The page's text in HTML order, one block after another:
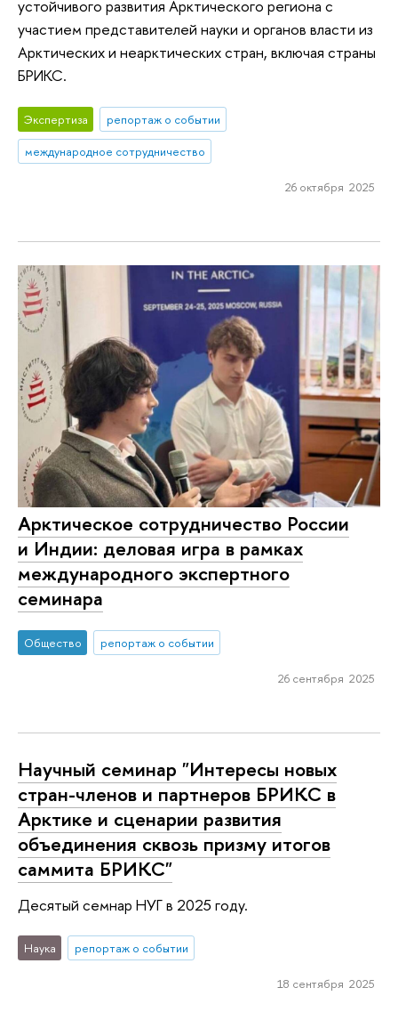
устойчивого развития Арктического региона с
участием представителей науки и органов власти из
Арктических и неарктических стран, включая страны
БРИКС.
Экспертиза
репортаж о событии
международное сотрудничество
26 октября 2025
Арктическое сотрудничество России
и Индии: деловая игра в рамках
международного экспертного
семинара
Общество репортаж о событии
26 сентября 2025
Научный семинар "Интересы новых
стран-членов и партнеров БРИКС в
Арктике и сценарии развития
объединения сквозь призму итогов
саммита БРИКС"
Десятый семнар НУГ в 2025 году.
Наука репортаж о событии
18 сентября 2025